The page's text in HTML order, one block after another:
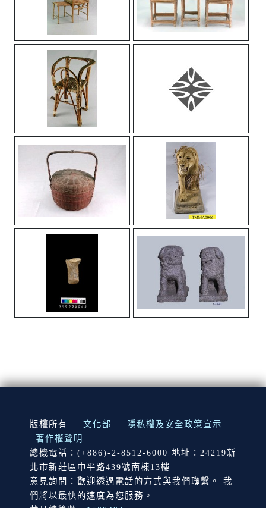
:::
版權所有 文化部
隱私權及安全政策宣示
著作權聲明
總機電話：(+886)-2-8512-6000 地址：24219新
北市新莊區中平路439號南棟13樓
意見詢問：歡迎透過電話的方式與我們聯繫。 我
們將以最快的速度為您服務。